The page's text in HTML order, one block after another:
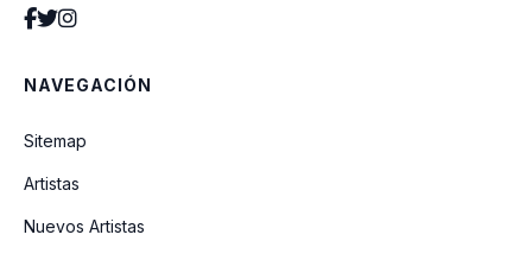
NAVEGACIÓN
Sitemap
Artistas
Nuevos Artistas